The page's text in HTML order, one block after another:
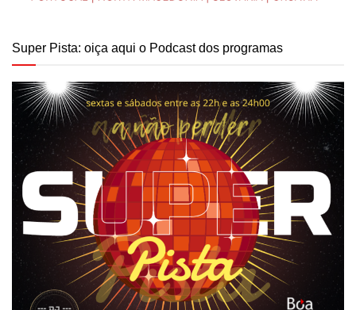
Super Pista: oiça aqui o Podcast dos programas